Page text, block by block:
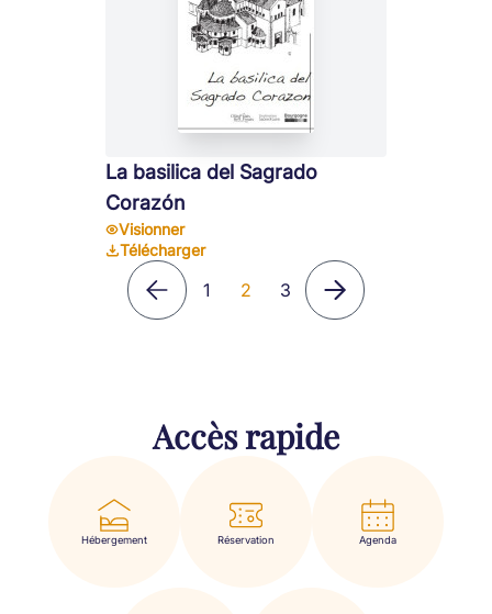
La basilica del Sagrado
Corazón
Visionner
Télécharger
1 2 3
Accès rapide
Hébergement Réservation Agenda